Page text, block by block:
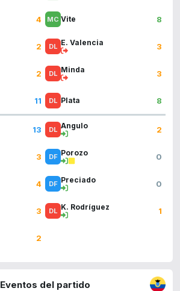
4
2
2
11
13
3
4
3
2
Vite 8
E. Valencia 3
Minda 3
Plata 8
Angulo 2
Porozo 0
Preciado 0
K. Rodríguez 1
Eventos del partido